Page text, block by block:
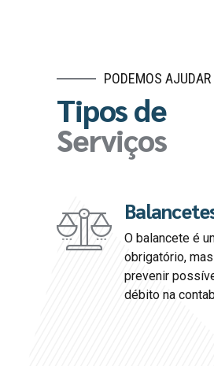
PODEMOS
Tipos de
Serviços
O balancete é
obrigatório,
prevenir
débito na